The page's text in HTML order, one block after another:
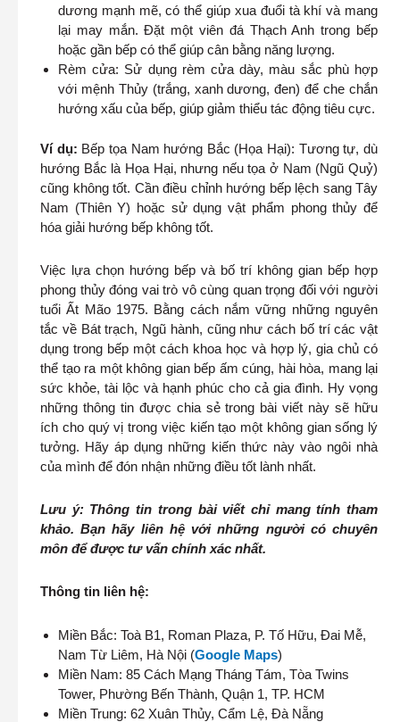
dương mạnh mẽ, có thể giúp xua đuổi tà khí và mang
lại may mắn. Đặt một viên đá Thạch Anh trong bếp
hoặc gần bếp có thể giúp cân bằng năng lượng.
Rèm cửa: Sử dụng rèm cửa dày, màu sắc phù hợp
với mệnh Thủy (trắng, xanh dương, đen) để che chắn
hướng xấu của bếp, giúp giảm thiểu tác động tiêu cực.
Ví dụ: Bếp tọa Nam hướng Bắc (Họa Hại): Tương tự, dù
hướng Bắc là Họa Hại, nhưng nếu tọa ở Nam (Ngũ Quỷ)
cũng không tốt. Cần điều chỉnh hướng bếp lệch sang Tây
Nam (Thiên Y) hoặc sử dụng vật phẩm phong thủy để
hóa giải hướng bếp không tốt.
Việc lựa chọn hướng bếp và bố trí không gian bếp hợp
phong thủy đóng vai trò vô cùng quan trọng đối với người
tuổi Ất Mão 1975. Bằng cách nắm vững những nguyên
tắc về Bát trạch, Ngũ hành, cũng như cách bố trí các vật
dụng trong bếp một cách khoa học và hợp lý, gia chủ có
thể tạo ra một không gian bếp ấm cúng, hài hòa, mang lại
sức khỏe, tài lộc và hạnh phúc cho cả gia đình. Hy vọng
những thông tin được chia sẻ trong bài viết này sẽ hữu
ích cho quý vị trong việc kiến tạo một không gian sống lý
tưởng. Hãy áp dụng những kiến thức này vào ngôi nhà
của mình để đón nhận những điều tốt lành nhất.
Lưu ý: Thông tin trong bài viết chỉ mang tính tham
khảo. Bạn hãy liên hệ với những người có chuyên
môn để được tư vấn chính xác nhất.
Thông tin liên hệ:
Miền Bắc: Toà B1, Roman Plaza, P. Tố Hữu, Đai Mễ,
Nam Từ Liêm, Hà Nội (Google Maps)
Miền Nam: 85 Cách Mạng Tháng Tám, Tòa Twins
Tower, Phường Bến Thành, Quận 1, TP. HCM
Miền Trung: 62 Xuân Thủy, Cẩm Lệ, Đà Nẵng